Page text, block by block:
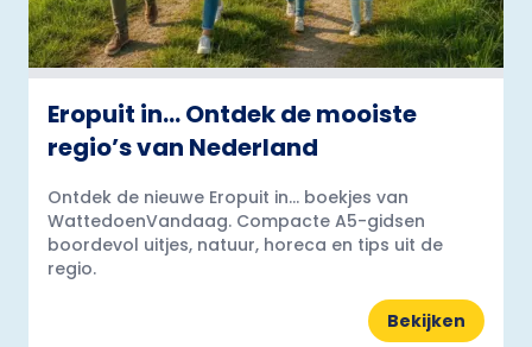
Eropuit in… Ontdek de mooiste
regio’s van Nederland
Ontdek de nieuwe Eropuit in... boekjes van
WattedoenVandaag. Compacte A5-gidsen
boordevol uitjes, natuur, horeca en tips uit de
regio.
Bekijken